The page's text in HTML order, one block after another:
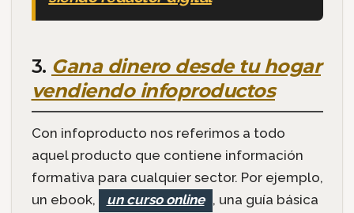
3. Gana dinero desde tu hogar
vendiendo infoproductos
Con infoproducto nos referimos a todo
aquel producto que contiene información
formativa para cualquier sector. Por ejemplo,
un ebook,
un curso online , una guía básica